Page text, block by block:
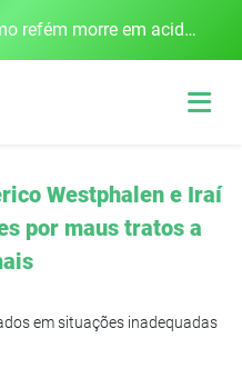
Empresário mantido como refém morre em acidente após assalto em Cerro Largo
Westphalen e Iraí
por maus tratos a
em situações inadequadas